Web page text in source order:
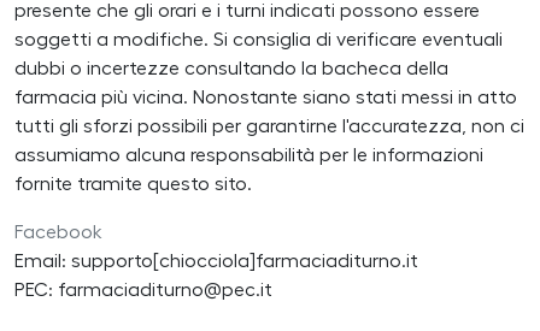
presente che gli orari e i turni indicati possono essere
soggetti a modifiche. Si consiglia di verificare eventuali
dubbi o incertezze consultando la bacheca della
farmacia più vicina. Nonostante siano stati messi in atto
tutti gli sforzi possibili per garantirne l'accuratezza, non ci
assumiamo alcuna responsabilità per le informazioni
fornite tramite questo sito.
Facebook
Email: supporto[chiocciola]farmaciaditurno.it
PEC: farmaciaditurno@pec.it